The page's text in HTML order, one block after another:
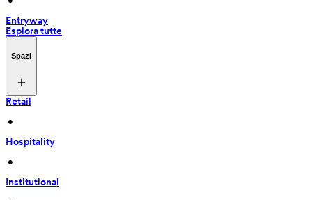
Entryway
Esplora tutte
Spazi
Retail
•
Hospitality
•
Institutional